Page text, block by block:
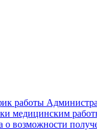
работы
медицинским
о возможности